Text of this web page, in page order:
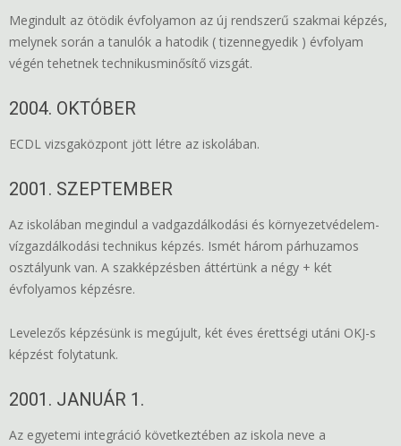
Megindult az ötödik évfolyamon az új rendszerű szakmai képzés,
melynek során a tanulók a hatodik ( tizennegyedik ) évfolyam
végén tehetnek technikusminősítő vizsgát.
2004. OKTÓBER
ECDL vizsgaközpont jött létre az iskolában.
2001. SZEPTEMBER
Az iskolában megindul a vadgazdálkodási és környezetvédelem-
vízgazdálkodási technikus képzés. Ismét három párhuzamos
osztályunk van. A szakképzésben áttértünk a négy + két
évfolyamos képzésre.
Levelezős képzésünk is megújult, két éves érettségi utáni OKJ-s
képzést folytatunk.
2001. JANUÁR 1.
Az egyetemi integráció következtében az iskola neve a